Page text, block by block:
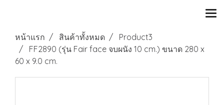
หน้าแรก สินค้าทั้งหมด
Product3
FF2890 (รุ่น Fair face จบผนัง 10 cm.) ขนาด 280 x
60 x 9.0 cm.